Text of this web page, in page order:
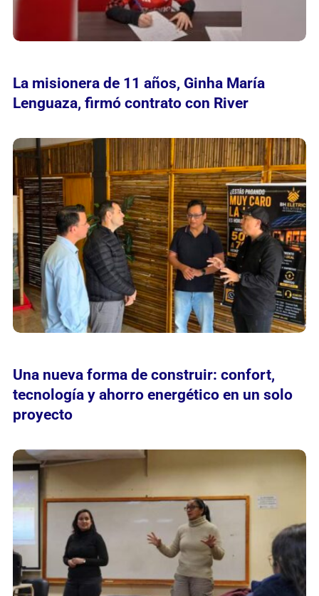
La misionera de 11 años, Ginha María
Lenguaza, firmó contrato con River
Una nueva forma de construir: confort,
tecnología y ahorro energético en un solo
proyecto